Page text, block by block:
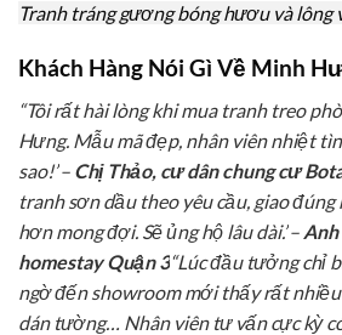
Tranh tráng gương bóng hươu và lông
Khách Hàng Nói Gì Về Minh
“Tôi rất hài lòng khi mua tranh treo
Hưng. Mẫu mã đẹp, nhân viên nhiệt
sao!”– Chị Thảo, cư dân chung cư
tranh sơn dầu theo yêu cầu, giao
hơn mong đợi. Sẽ ủng hộ lâu dài.”–
homestay Quận 3“Lúc đầu tưởng chỉ
ngờ đến showroom mới thấy rất
dán tường… Nhân viên tư vấn cực kỳ